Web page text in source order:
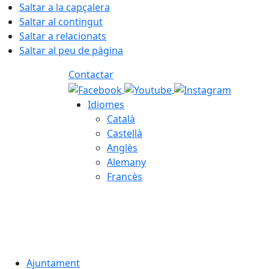
Saltar a la capçalera
Saltar al contingut
Saltar a relacionats
Saltar al peu de pàgina
Contactar
Idiomes
Català
Castellà
Anglès
Alemany
Francès
Ajuntament